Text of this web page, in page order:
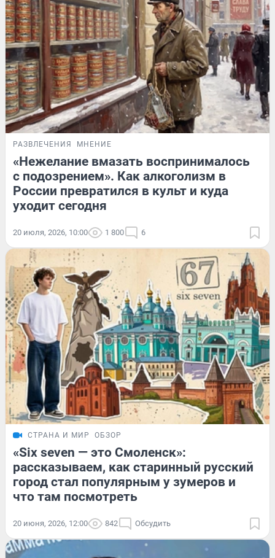
РАЗВЛЕЧЕНИЯ МНЕНИЕ
«Нежелание вмазать воспринималось
с подозрением». Как алкоголизм в
России превратился в культ и куда
уходит сегодня
20 июля, 2026, 10:00 1 800 6
СТРАНА И МИР ОБЗОР
«Six seven — это Смоленск»:
рассказываем, как старинный русский
город стал популярным у зумеров и
что там посмотреть
20 июня, 2026, 12:00 842 Обсудить